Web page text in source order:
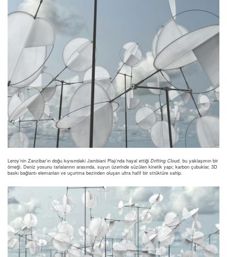
Leroy’nin Zanzibar’ın doğu kıyısındaki Jambiani Plajı’nda hayal ettiği Drifting Cloud, bu yaklaşımın bir
örneği. Deniz yosunu tarlalarının arasında, suyun üzerinde süzülen kinetik yapı; karbon çubuklar, 3D
baskı bağlantı elemanları ve uçurtma bezinden oluşan ultra hafif bir strüktüre sahip.